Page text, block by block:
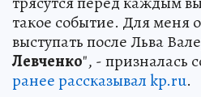
такое событие. Для меня
выступать после Льва
Левченко", - призналась
ранее рассказывал kp.ru.